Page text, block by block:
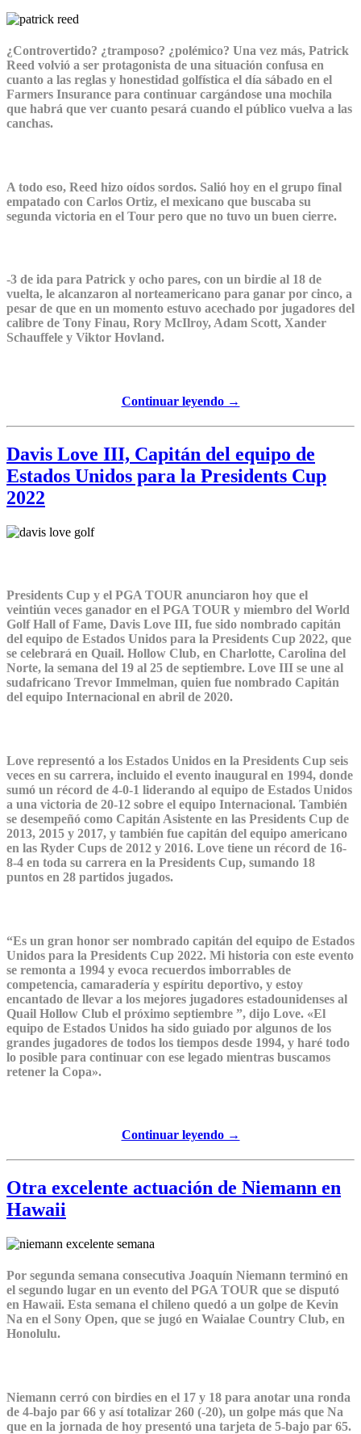
¿Controvertido? ¿tramposo? ¿polémico? Una vez más, Patrick
Reed volvió a ser protagonista de una situación confusa en
cuanto a las reglas y honestidad golfística el día sábado en el
Farmers Insurance para continuar cargándose una mochila
que habrá que ver cuanto pesará cuando el público vuelva a las
canchas.
A todo eso, Reed hizo oídos sordos. Salió hoy en el grupo final
empatado con Carlos Ortiz, el mexicano que buscaba su
segunda victoria en el Tour pero que no tuvo un buen cierre.
-3 de ida para Patrick y ocho pares, con un birdie al 18 de
vuelta, le alcanzaron al norteamericano para ganar por cinco, a
pesar de que en un momento estuvo acechado por jugadores del
calibre de Tony Finau, Rory McIlroy, Adam Scott, Xander
Schauffele y Viktor Hovland.
Continuar leyendo →
Davis Love III, Capitán del equipo de
Estados Unidos para la Presidents Cup
2022
Presidents Cup y el PGA TOUR anunciaron hoy que el
veintiún veces ganador en el PGA TOUR y miembro del World
Golf Hall of Fame, Davis Love III, fue sido nombrado capitán
del equipo de Estados Unidos para la Presidents Cup 2022, que
se celebrará en Quail. Hollow Club, en Charlotte, Carolina del
Norte, la semana del 19 al 25 de septiembre. Love III se une al
sudafricano Trevor Immelman, quien fue nombrado Capitán
del equipo Internacional en abril de 2020.
Love representó a los Estados Unidos en la Presidents Cup seis
veces en su carrera, incluido el evento inaugural en 1994, donde
sumó un récord de 4-0-1 liderando al equipo de Estados Unidos
a una victoria de 20-12 sobre el equipo Internacional. También
se desempeñó como Capitán Asistente en las Presidents Cup de
2013, 2015 y 2017, y también fue capitán del equipo americano
en las Ryder Cups de 2012 y 2016. Love tiene un récord de 16-
8-4 en toda su carrera en la Presidents Cup, sumando 18
puntos en 28 partidos jugados.
“Es un gran honor ser nombrado capitán del equipo de Estados
Unidos para la Presidents Cup 2022. Mi historia con este evento
se remonta a 1994 y evoca recuerdos imborrables de
competencia, camaradería y espíritu deportivo, y estoy
encantado de llevar a los mejores jugadores estadounidenses al
Quail Hollow Club el próximo septiembre ”, dijo Love. «El
equipo de Estados Unidos ha sido guiado por algunos de los
grandes jugadores de todos los tiempos desde 1994, y haré todo
lo posible para continuar con ese legado mientras buscamos
retener la Copa».
Continuar leyendo →
Otra excelente actuación de Niemann en
Hawaii
Por segunda semana consecutiva Joaquín Niemann terminó en
el segundo lugar en un evento del PGA TOUR que se disputó
en Hawaii. Esta semana el chileno quedó a un golpe de Kevin
Na en el Sony Open, que se jugó en Waialae Country Club, en
Honolulu.
Niemann cerró con birdies en el 17 y 18 para anotar una ronda
de 4-bajo par 66 y así totalizar 260 (-20), un golpe más que Na
que en la jornada de hoy presentó una tarjeta de 5-bajo par 65.